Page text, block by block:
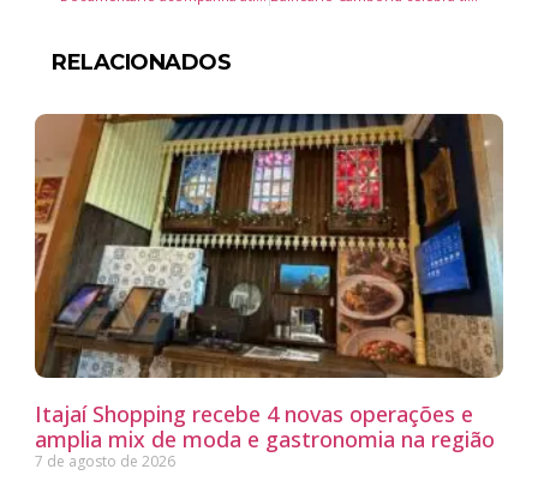
RELACIONADOS
Itajaí Shopping recebe 4 novas operações e
amplia mix de moda e gastronomia na região
7 de agosto de 2026